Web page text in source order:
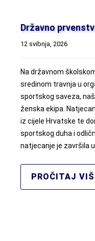
Državno
12 svibnja, 2026
Na državnom
sredinom travnja u
sportskog saveza,
ženska ekipa.
iz cijele Hrvatske te
sportskog duha i
natjecanje je završila
PROČITAJ